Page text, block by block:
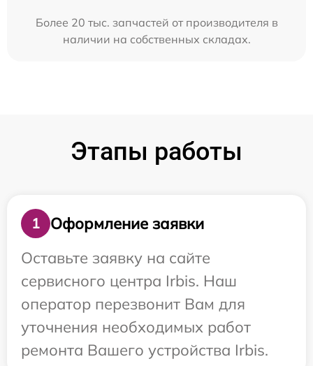
Более 20 тыс. запчастей от производителя в
наличии на собственных складах.
Этапы работы
1
Оформление заявки
Оставьте заявку на сайте
сервисного центра Irbis. Наш
оператор перезвонит Вам для
уточнения необходимых работ
ремонта Вашего устройства Irbis.